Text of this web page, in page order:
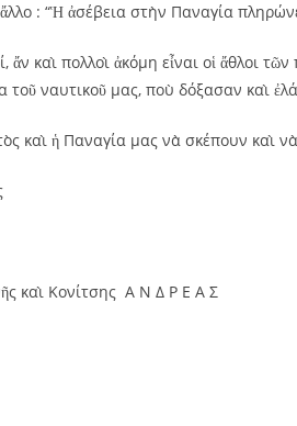
: “Ἡ ἀσέβεια στὴν Παναγία
καὶ πολλοὶ ἀκόμη εἶναι οἱ ἄθλοι
ναυτικοῦ μας, ποὺ δόξασαν καὶ
καὶ ἡ Παναγία μας νὰ σκέπουν καὶ
καὶ Κονίτσης Α Ν Δ Ρ Ε Α Σ